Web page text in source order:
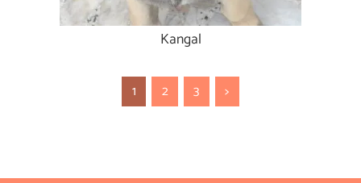
Kangal
1 2 3 >